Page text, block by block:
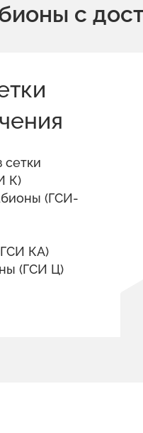
с
сетки
К)
(ГСИ-
КА)
(ГСИ Ц)